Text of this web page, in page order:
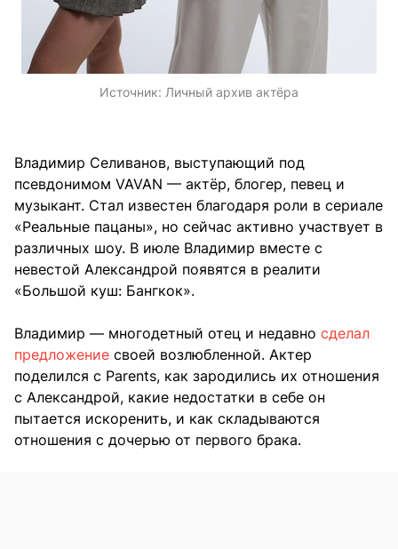
Источник: Личный архив актёра
Владимир Селиванов, выступающий под
псевдонимом VAVAN — актёр, блогер, певец и
музыкант. Стал известен благодаря роли в сериале
«Реальные пацаны», но сейчас активно участвует в
различных шоу. В июле Владимир вместе с
невестой Александрой появятся в реалити
«Большой куш: Бангкок».
Владимир — многодетный отец и недавно сделал
предложение своей возлюбленной. Актер
поделился с Parents, как зародились их отношения
с Александрой, какие недостатки в себе он
пытается искоренить, и как складываются
отношения с дочерью от первого брака.